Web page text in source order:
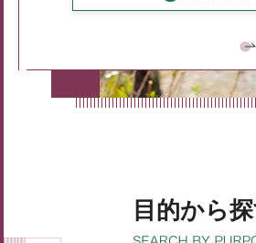
目的から